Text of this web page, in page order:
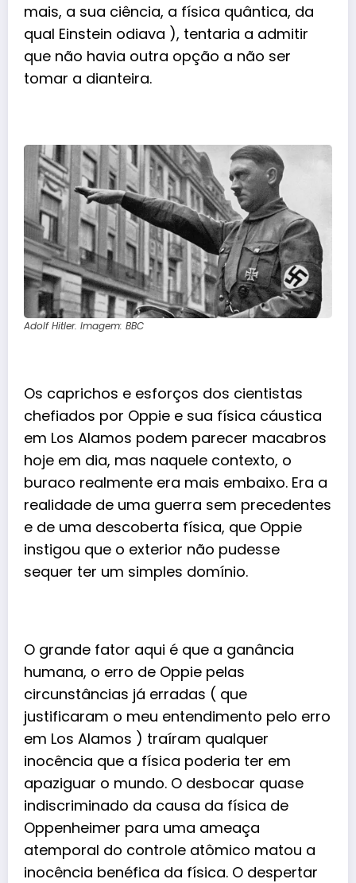
mais, a sua ciência, a física quântica, da
qual Einstein odiava ), tentaria a admitir
que não havia outra opção a não ser
tomar a dianteira.
Adolf Hitler. Imagem: BBC
Os caprichos e esforços dos cientistas
chefiados por Oppie e sua física cáustica
em Los Alamos podem parecer macabros
hoje em dia, mas naquele contexto, o
buraco realmente era mais embaixo. Era a
realidade de uma guerra sem precedentes
e de uma descoberta física, que Oppie
instigou que o exterior não pudesse
sequer ter um simples domínio.
O grande fator aqui é que a ganância
humana, o erro de Oppie pelas
circunstâncias já erradas ( que
justificaram o meu entendimento pelo erro
em Los Alamos ) traíram qualquer
inocência que a física poderia ter em
apaziguar o mundo. O desbocar quase
indiscriminado da causa da física de
Oppenheimer para uma ameaça
atemporal do controle atômico matou a
inocência benéfica da física. O despertar